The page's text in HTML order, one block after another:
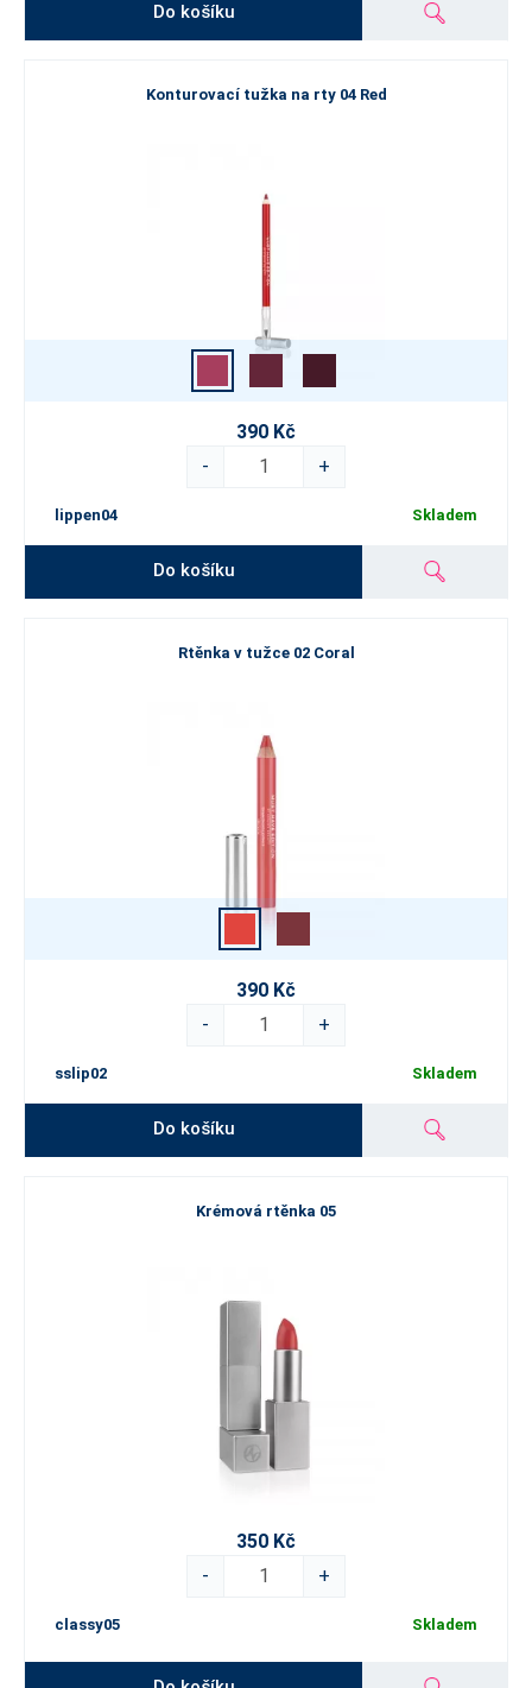
Do košíku
Konturovací tužka na rty 04 Red
390 Kč
-
+
lippen04 Skladem
Do košíku
Rtěnka v tužce 02 Coral
390 Kč
-
+
sslip02 Skladem
Do košíku
Krémová rtěnka 05
350 Kč
-
+
classy05 Skladem